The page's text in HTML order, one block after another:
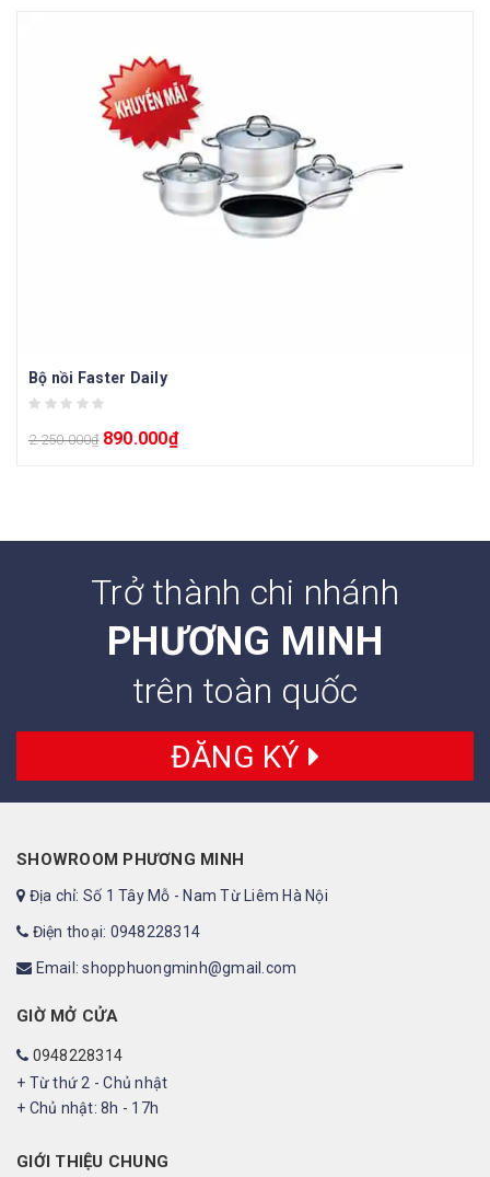
Bộ nồi Faster Daily
2.250.000₫ 890.000₫
Trở thành chi nhánh
PHƯƠNG MINH
trên toàn quốc
ĐĂNG KÝ
SHOWROOM PHƯƠNG MINH
Địa chỉ: Số 1 Tây Mỗ - Nam Từ Liêm Hà Nội
Điện thoại: 0948228314
Email: shopphuongminh@gmail.com
GIỜ MỞ CỬA
0948228314
+ Từ thứ 2 - Chủ nhật
+ Chủ nhật: 8h - 17h
GIỚI THIỆU CHUNG